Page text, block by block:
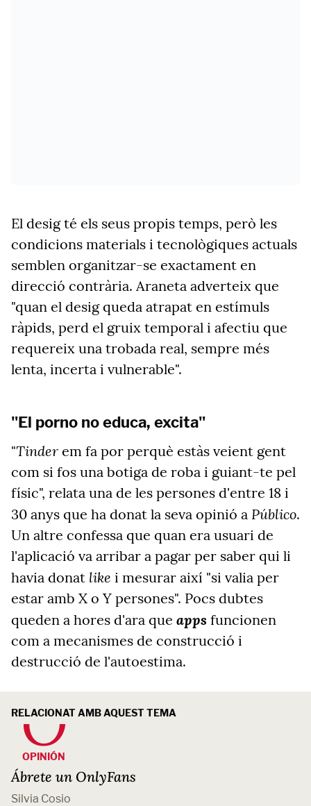
El desig té els seus propis temps, però les
condicions materials i tecnològiques actuals
semblen organitzar-se exactament en
direcció contrària. Araneta adverteix que
"quan el desig queda atrapat en estímuls
ràpids, perd el gruix temporal i afectiu que
requereix una trobada real, sempre més
lenta, incerta i vulnerable".
"El porno no educa, excita"
"Tinder em fa por perquè estàs veient gent
com si fos una botiga de roba i guiant-te pel
físic", relata una de les persones d'entre 18 i
30 anys que ha donat la seva opinió a Público.
Un altre confessa que quan era usuari de
l'aplicació va arribar a pagar per saber qui li
havia donat like i mesurar així "si valia per
estar amb X o Y persones". Pocs dubtes
queden a hores d'ara que apps funcionen
com a mecanismes de construcció i
destrucció de l'autoestima.
RELACIONAT AMB AQUEST TEMA
OPINIÓN
Ábrete un OnlyFans
Silvia Cosio